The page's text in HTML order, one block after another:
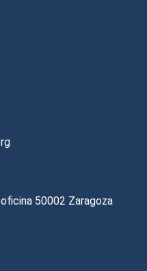
50002 Zaragoza